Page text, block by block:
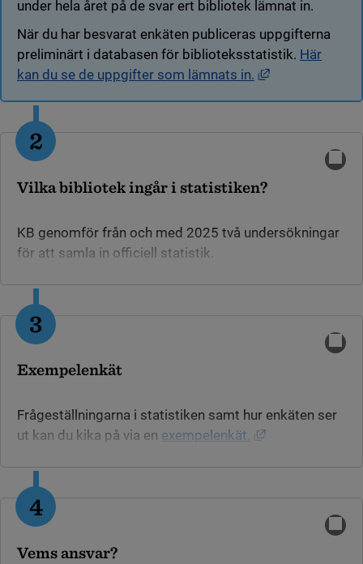
under hela året på de svar ert bibliotek lämnat in.
När du har besvarat enkäten publiceras uppgifterna
preliminärt i databasen för biblioteksstatistik. Här
kan du se de uppgifter som lämnats in.
Länk till annan
Vilka bibliotek ingår i statistiken?
2
KB genomför från och med 2025 två undersökningar
för att samla in officiell statistik.
har en unik gatuadress och som:
helt eller delvis är offentligt finansierade
(skolbibliotek: eleverna)
biblioteksverksamhet.
Från 2025 ingår skolbiblioteken i en separat
undersökning.
Exempelenkät
3
Frågeställningarna i statistiken samt hur enkäten ser
ut kan du kika på via en exempelenkät.
Länk till annan
så ser du definitionerna.
Observera att det inte är i exempelenkäten du ska
Vems ansvar?
4